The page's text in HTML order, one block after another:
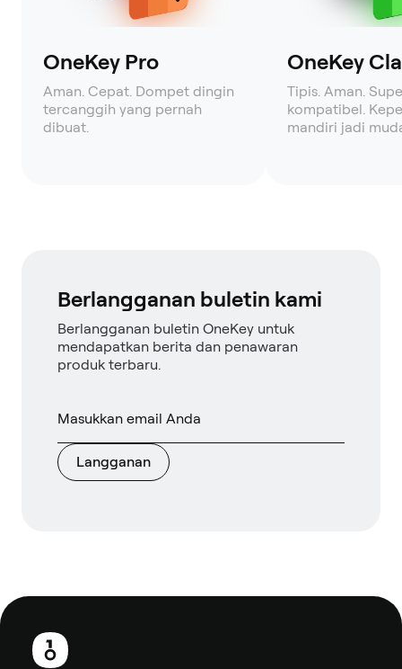
OneKey Pro
Aman. Cepat. Dompet dingin
tercanggih yang pernah
dibuat.
OneKey
Tipis. Aman.
kompatibel.
mandiri jadi
Berlangganan buletin kami
Berlangganan buletin OneKey untuk
mendapatkan berita dan penawaran
produk terbaru.
Langganan
Catatan
kaki